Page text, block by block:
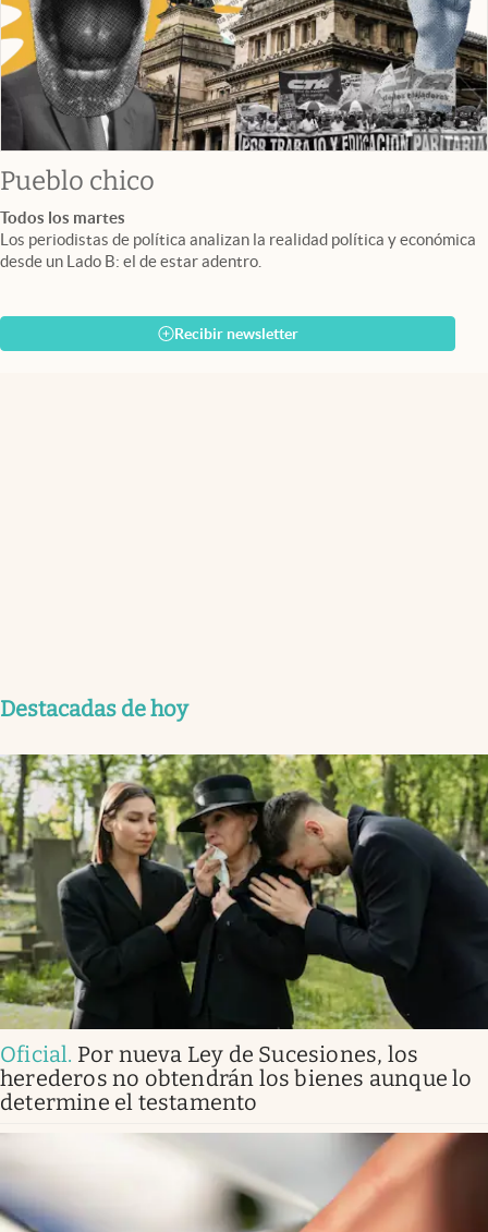
Pueblo chico
Todos los martes
Los periodistas de política analizan la realidad política y económica
desde un Lado B: el de estar adentro.
Recibir newsletter
Destacadas de hoy
Oficial. Por nueva Ley de Sucesiones, los
herederos no obtendrán los bienes aunque lo
determine el testamento